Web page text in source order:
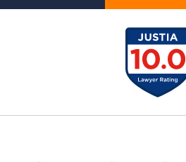
¿Herido en un
Choque de
Ser Querido en una